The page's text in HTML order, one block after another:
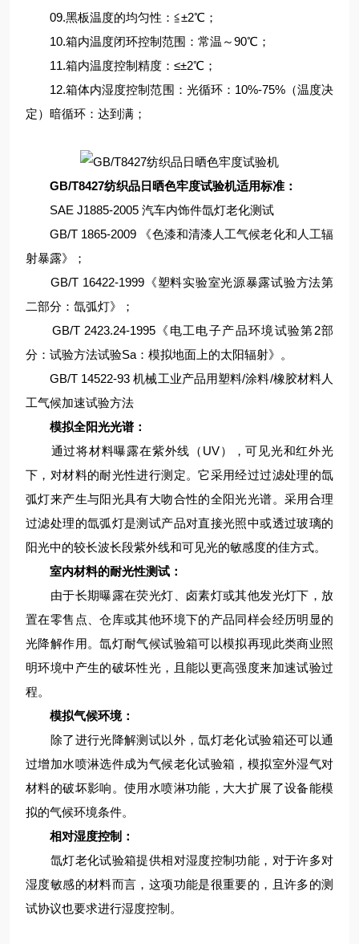
09.黑板温度的均匀性：≦±2℃；
10.箱内温度闭环控制范围：常温～90℃；
11.箱内温度控制精度：≤±2℃；
12.箱体内湿度控制范围：光循环：10%-75%（温度决
定）暗循环：达到满；
GB/T8427纺织品日晒色牢度试验机适用标准：
SAE J1885-2005 汽车内饰件氙灯老化测试
GB/T 1865-2009 《色漆和清漆人工气候老化和人工辐
射暴露》；
GB/T 16422-1999《塑料实验室光源暴露试验方法第
二部分：氙弧灯》；
GB/T 2423.24-1995《电工电子产品环境试验第2部
分：试验方法试验Sa：模拟地面上的太阳辐射》。
GB/T 14522-93 机械工业产品用塑料/涂料/橡胶材料人
工气候加速试验方法
模拟全阳光光谱：
通过将材料曝露在紫外线（UV），可见光和红外光
下，对材料的耐光性进行测定。它采用经过过滤处理的氙
弧灯来产生与阳光具有大吻合性的全阳光光谱。采用合理
过滤处理的氙弧灯是测试产品对直接光照中或透过玻璃的
阳光中的较长波长段紫外线和可见光的敏感度的佳方式。
室内材料的耐光性测试：
由于长期曝露在荧光灯、卤素灯或其他发光灯下，放
置在零售点、仓库或其他环境下的产品同样会经历明显的
光降解作用。氙灯耐气候试验箱可以模拟再现此类商业照
明环境中产生的破坏性光，且能以更高强度来加速试验过
程。
模拟气候环境：
除了进行光降解测试以外，氙灯老化试验箱还可以通
过增加水喷淋选件成为气候老化试验箱，模拟室外湿气对
材料的破坏影响。使用水喷淋功能，大大扩展了设备能模
拟的气候环境条件。
相对湿度控制：
氙灯老化试验箱提供相对湿度控制功能，对于许多对
湿度敏感的材料而言，这项功能是很重要的，且许多的测
试协议也要求进行湿度控制。